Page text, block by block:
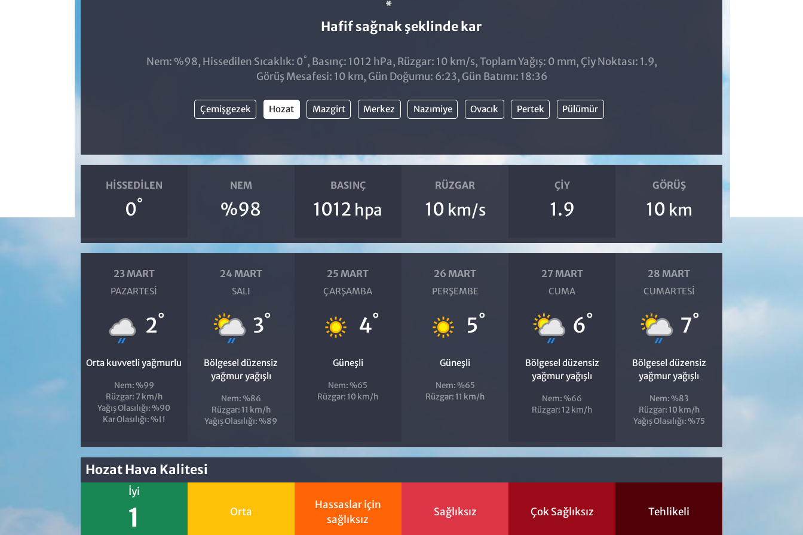
Hafif sağnak şeklinde kar
Nem: %98, Hissedilen Sıcaklık: 0°, Basınç: 1012 hPa, Rüzgar: 10 km/s, Toplam Yağış: 0 mm, Çiy Noktası: 1.9,
Görüş Mesafesi: 10 km, Gün Doğumu: 6:23, Gün Batımı: 18:36
Çemişgezek Hozat Mazgirt Merkez Nazımiye Ovacık Pertek Pülümür
HISSEDILEN
0°
NEM
%98
BASINÇ
1012 hpa
RÜZGAR
10 km/s
ÇIY
1.9
GÖRÜŞ
10 km
23 MART
PAZARTESI
2°
Orta kuvvetli yağmurlu
Nem: %99
Rüzgar: 7 km/h
Yağış Olasılığı: %90
Kar Olasılığı: %11
24 MART
SALI
3°
Bölgesel düzensiz
yağmur yağışlı
Nem: %86
Rüzgar: 11 km/h
Yağış Olasılığı: %89
25 MART
ÇARŞAMBA
4°
Güneşli
Nem: %65
Rüzgar: 10 km/h
26 MART
PERŞEMBE
5°
Güneşli
Nem: %65
Rüzgar: 11 km/h
27 MART
CUMA
6°
Bölgesel düzensiz
yağmur yağışlı
Nem: %66
Rüzgar: 12 km/h
28 MART
CUMARTESI
7°
Bölgesel düzensiz
yağmur yağışlı
Nem: %83
Rüzgar: 10 km/h
Yağış Olasılığı: %75
Hozat Hava Kalitesi
İyi
1 Orta
Hassaslar için
sağlıksız
Sağlıksız Çok Sağlıksız Tehlikeli